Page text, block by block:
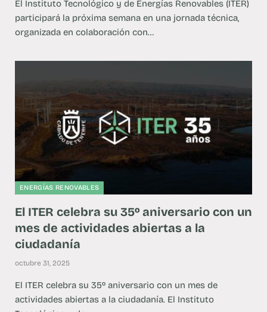
El Instituto Tecnológico y de Energías Renovables (ITER)
participará la próxima semana en una jornada técnica,
organizada en colaboración con…
ENERGÍAS RENOVABLES
El ITER celebra su 35º aniversario con un
mes de actividades abiertas a la
ciudadanía
octubre 31, 2025
El ITER celebra su 35º aniversario con un mes de
actividades abiertas a la ciudadanía. El Instituto